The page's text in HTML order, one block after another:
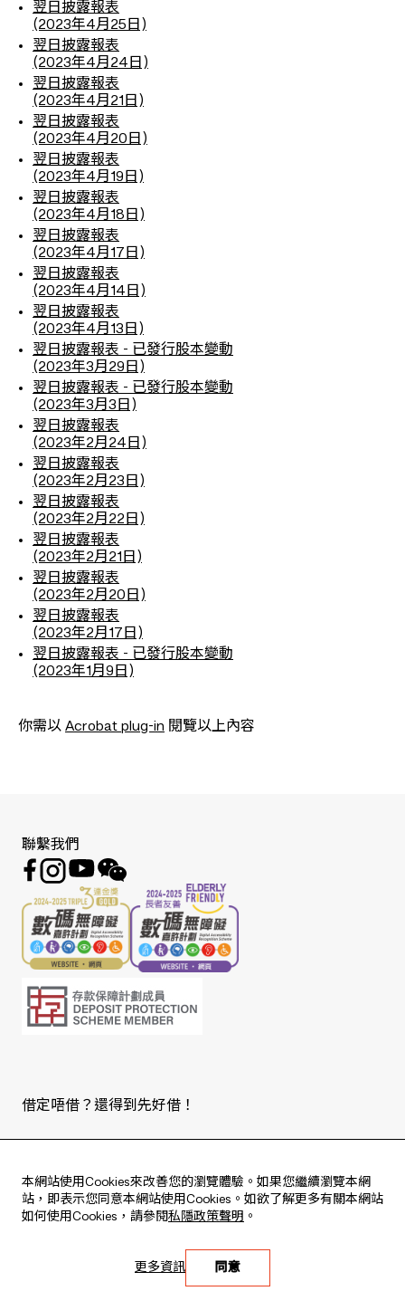
翌日披露報表
(2023年4月25日)
翌日披露報表
(2023年4月24日)
翌日披露報表
(2023年4月21日)
翌日披露報表
(2023年4月20日)
翌日披露報表
(2023年4月19日)
翌日披露報表
(2023年4月18日)
翌日披露報表
(2023年4月17日)
翌日披露報表
(2023年4月14日)
翌日披露報表
(2023年4月13日)
翌日披露報表 - 已發行股本變動
(2023年3月29日)
翌日披露報表 - 已發行股本變動
(2023年3月3日)
翌日披露報表
(2023年2月24日)
翌日披露報表
(2023年2月23日)
翌日披露報表
(2023年2月22日)
翌日披露報表
(2023年2月21日)
翌日披露報表
(2023年2月20日)
翌日披露報表
(2023年2月17日)
翌日披露報表 - 已發行股本變動
(2023年1月9日)
你需以 Acrobat plug-in 閱覽以上內容
first HK$5,000,000 in funds!
本網站使用Cookies來改善您的瀏覽體驗。如果您繼續瀏覽本網
站，即表示您同意本網站使用Cookies。如欲了解更多有關本網站
如何使用Cookies，請參閱私隱政策聲明 。
同意
更多資訊
聯繫我們
借定唔借？還得到先好借！
Live every moment